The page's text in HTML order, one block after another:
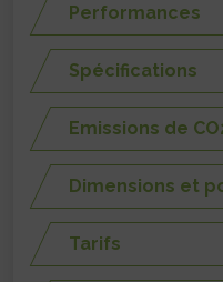
Performances
Spécifications
Emissions de
Dimensions et
Tarifs